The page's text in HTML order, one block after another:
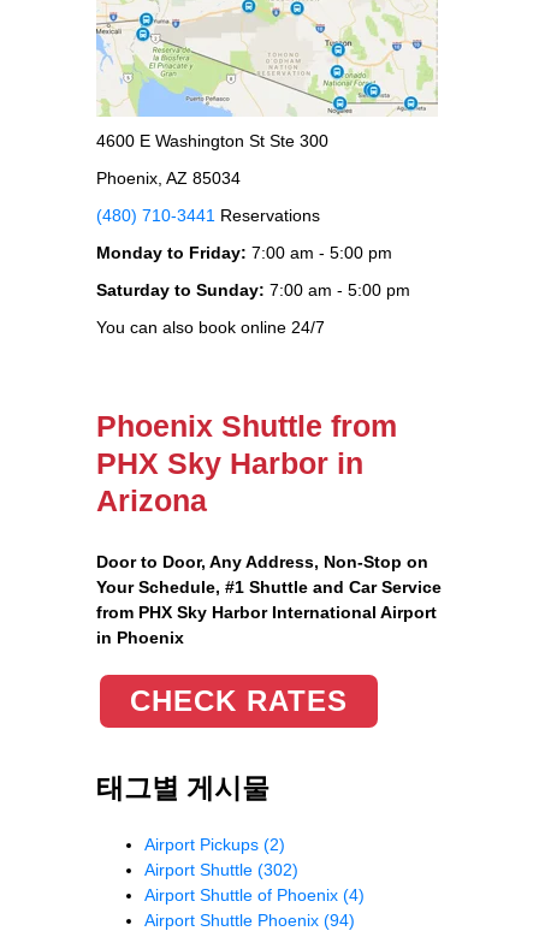
4600 E Washington St Ste 300
Phoenix, AZ 85034
(480) 710-3441 Reservations
Monday to Friday: 7:00 am - 5:00 pm
Saturday to Sunday: 7:00 am - 5:00 pm
You can also book online 24/7
Phoenix Shuttle from
PHX Sky Harbor in
Arizona
Door to Door, Any Address, Non-Stop on
Your Schedule, #1 Shuttle and Car Service
from PHX Sky Harbor International Airport
in Phoenix
CHECK RATES
태그별 게시물
Airport Pickups (2)
Airport Shuttle (302)
Airport Shuttle of Phoenix (4)
Airport Shuttle Phoenix (94)